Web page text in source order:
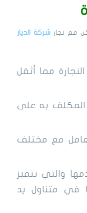
مع نجارشركة الديار
مما أثقل
المكلف به على
مع مختلف
والتي نتميز
في متناول يد